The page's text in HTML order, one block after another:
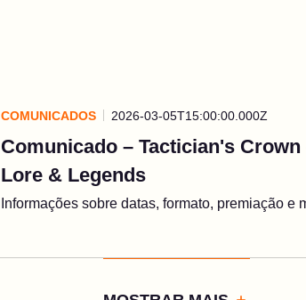
COMUNICADOS 2026-03-05T15:00:00.000Z
Comunicado – Tactician's Crown
Lore & Legends
Informações sobre datas, formato, premiação e